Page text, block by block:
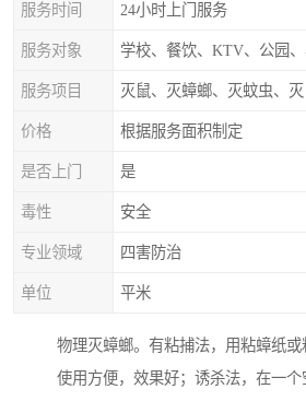
服务时间 24小时上门服务
服务对象 学校、餐饮、KTV、公园
服务项目 灭鼠、灭蟑螂、灭蚊虫、
价格 根据服务面积制定
是否上门 是
毒性 安全
专业领域 四害防治
单位 平米
物理灭蟑螂。有粘捕法，用粘蟑纸或
使用方便，效果好；诱杀法，在一